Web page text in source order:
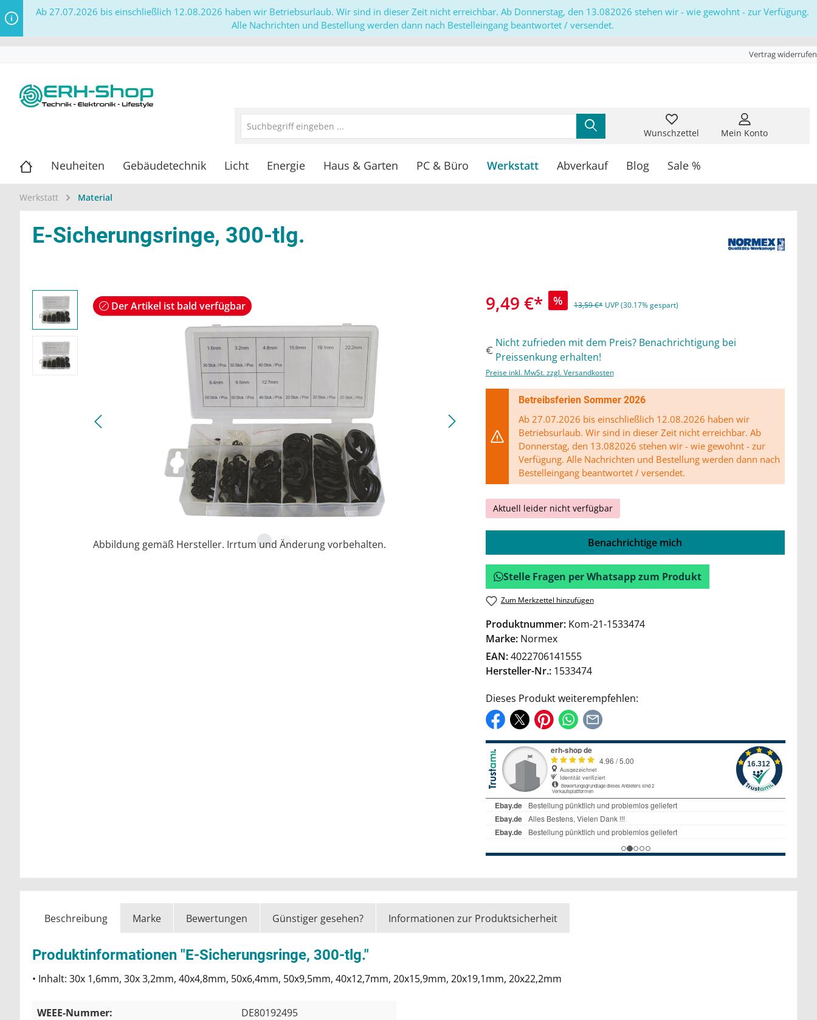
Ab 27.07.2026 bis einschließlich 12.08.2026 haben wir Betriebsurlaub. Wir sind in dieser Zeit nicht erreichbar. Ab Donnerstag, den 13.082026 stehen wir - wie gewohnt - zur Verfügung.
Alle Nachrichten und Bestellung werden dann nach Bestelleingang beantwortet / versendet.
Vertrag widerrufen
Wunschzettel Mein Konto
Neuheiten Gebäudetechnik Licht Energie Haus & Garten PC & Büro Werkstatt Abverkauf Blog Sale %
Werkstatt Material
E-Sicherungsringe, 300-tlg.
Der Artikel ist bald verfügbar
Abbildung gemäß Hersteller. Irrtum und Änderung vorbehalten.
9,49 €* % 13,59 €* UVP (30.17% gespart)
Nicht zufrieden mit dem Preis? Benachrichtigung bei
Preissenkung erhalten!
Preise inkl. MwSt. zzgl. Versandkosten
Betreibsferien Sommer 2026
Ab 27.07.2026 bis einschließlich 12.08.2026 haben wir
Betriebsurlaub. Wir sind in dieser Zeit nicht erreichbar. Ab
Donnerstag, den 13.082026 stehen wir - wie gewohnt - zur
Verfügung. Alle Nachrichten und Bestellung werden dann nach
Bestelleingang beantwortet / versendet.
Aktuell leider nicht verfügbar
Benachrichtige mich
Stelle Fragen per Whatsapp zum Produkt
Zum Merkzettel hinzufügen
Produktnummer: Kom-21-1533474
Marke: Normex
EAN:4022706141555
Hersteller-Nr.: 1533474
Dieses Produkt weiterempfehlen:
Beschreibung Marke Bewertungen Günstiger gesehen? Informationen zur Produktsicherheit
Produktinformationen "E-Sicherungsringe, 300-tlg."
• Inhalt: 30x 1,6mm, 30x 3,2mm, 40x4,8mm, 50x6,4mm, 50x9,5mm, 40x12,7mm, 20x15,9mm, 20x19,1mm, 20x22,2mm
WEEE-Nummer:
DE80192495